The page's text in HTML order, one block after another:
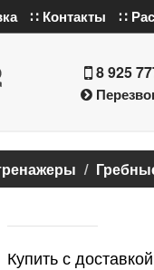
∷ Контакты ∷
8 925
Купить с